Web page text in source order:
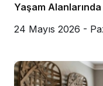
Yaşam
24 Mayıs 2026 -